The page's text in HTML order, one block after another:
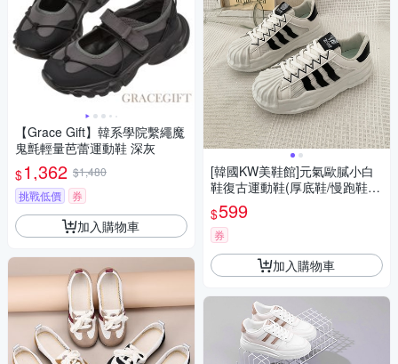
【Grace Gift】韓系學院繫繩魔
鬼氈輕量芭蕾運動鞋 深灰
$1,362 $1,480
挑戰低價
券
加入購物車
[韓國KW美鞋館]元氣歐膩小白
鞋復古運動鞋(厚底鞋/慢跑鞋/
休閒鞋)
$599
券
加入購物車